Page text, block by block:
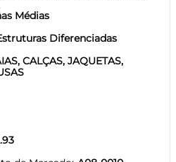
Médias
Diferenciadas
CALÇAS, JAQUETAS,